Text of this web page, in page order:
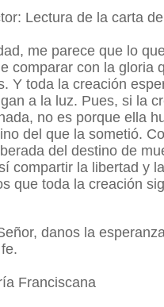
Lectura de la carta
me parece que lo
comparar con la gloria
Y toda la creación
a la luz. Pues, si la
no es porque ella
del que la sometió.
del destino de
compartir la libertad y
que toda la creación
danos la
Franciscana